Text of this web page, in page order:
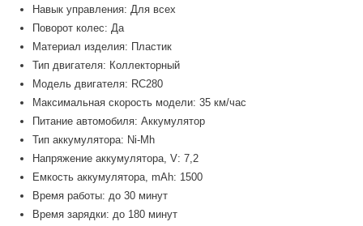
Навык управления: Для всех
Поворот колес: Да
Материал изделия: Пластик
Тип двигателя: Коллекторный
Модель двигателя: RC280
Максимальная скорость модели: 35 км/час
Питание автомобиля: Аккумулятор
Тип аккумулятора: Ni-Mh
Напряжение аккумулятора, V: 7,2
Емкость аккумулятора, mAh: 1500
Время работы: до 30 минут
Время зарядки: до 180 минут